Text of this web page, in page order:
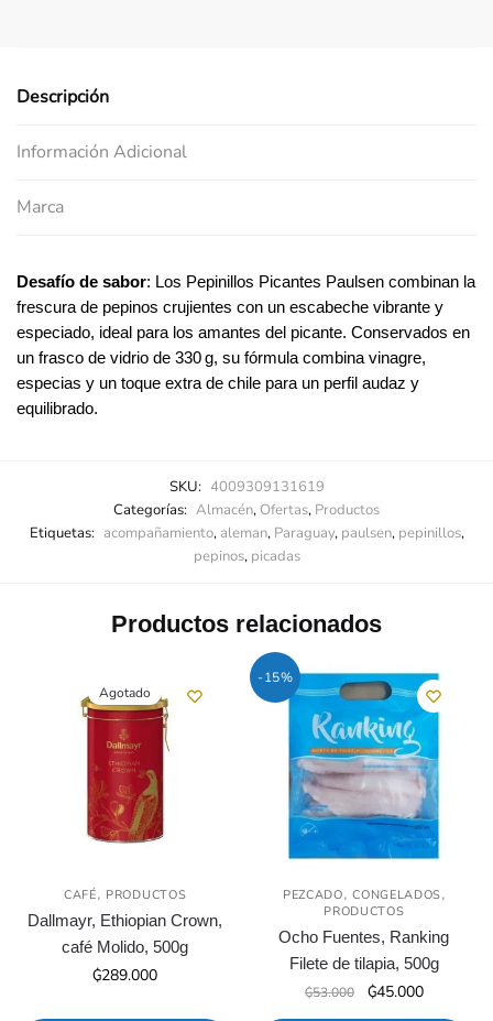
Descripción
Información Adicional
Marca
Desafío de sabor: Los Pepinillos Picantes Paulsen combinan la
frescura de pepinos crujientes con un escabeche vibrante y
especiado, ideal para los amantes del picante. Conservados en
un frasco de vidrio de 330 g, su fórmula combina vinagre,
especias y un toque extra de chile para un perfil audaz y
equilibrado.
SKU: 4009309131619
Categorías: Almacén, Ofertas, Productos
Etiquetas: acompañamiento,aleman, Paraguay, paulsen, pepinillos,
pepinos, picadas
Productos relacionados
Agotado
CAFÉ, PRODUCTOS
Dallmayr, Ethiopian Crown,
café Molido, 500g
₲289.000
-15%
PEZCADO,CONGELADOS,
PRODUCTOS
Ocho Fuentes, Ranking
Filete de tilapia, 500g
₲53.000
El
precio
₲45.000El
precio